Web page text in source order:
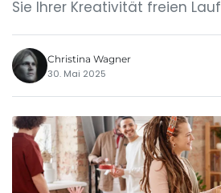
Sie Ihrer Kreativität freien
Christina Wagner
30. Mai 2025